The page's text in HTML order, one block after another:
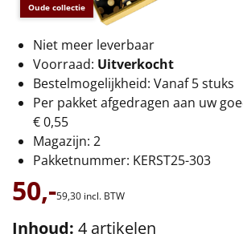
Thema
Origineel
Rituals
Luxe
Mannen
Vrouwen
Oude collectie
Niet meer leverbaar
Voorraad: Uitverkocht
Bestelmogelijkheid: Vanaf 5 stuks
Per pakket afgedragen aan uw
€ 0,55
Magazijn: 2
Pakketnummer: KERST25-303
50,-59,30 incl. BTW
Inhoud: 4 artikelen